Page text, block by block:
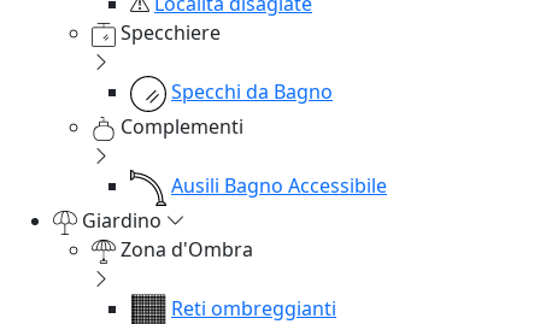
Specchiere
Specchi da Bagno
Complementi
Ausili Bagno Accessibile
Giardino
Zona d'Ombra
Reti ombreggianti